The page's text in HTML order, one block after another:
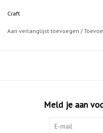
Craft
Aan verlanglijst toevoegen /
Meld je aan